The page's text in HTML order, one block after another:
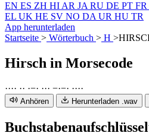
EN ES ZH HI AR JA RU DE PT FR
EL UK HE SV NO DA UR HU TR
App herunterladen
Startseite > Wörterbuch > H >
Hirsch in Morsecode
···· ·· ·−· ··· −·−· ····
Anhören Herunterladen .wav